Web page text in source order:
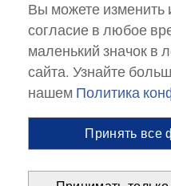
Вы можете изменить
согласие в любое
маленький значок в
сайта. Узнайте
нашем Политика
Принять все